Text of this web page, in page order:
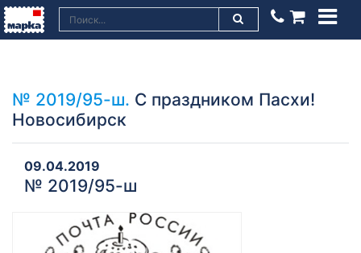
№ 2019/95-ш. С праздником Пасхи!
Новосибирск
09.04.2019
№ 2019/95-ш